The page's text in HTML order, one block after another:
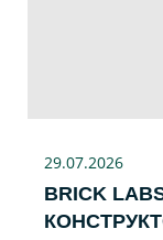
29.07.2026
BRICK